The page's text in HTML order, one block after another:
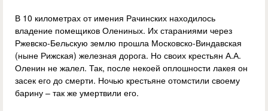
В 10 километрах от имения Рачинских находилось
владение помещиков Олениных. Их стараниями через
Ржевско-Бельскую землю прошла Московско-Виндавская
(ныне Рижская) железная дорога. Но своих крестьян А.А.
Оленин не жалел. Так, после некоей оплошности лакея он
засек его до смерти. Ночью крестьяне отомстили своему
барину – так же умертвили его.